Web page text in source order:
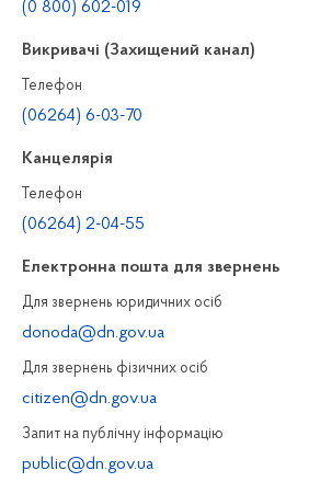
(0 800) 602-019
Викривачі (Захищений канал)
Телефон
(06264) 6-03-70
Канцелярiя
Телефон
(06264) 2-04-55
Електронна пошта для звернень
Для звернень юридичних осiб
donoda@dn.gov.ua
Для звернень фізичних осiб
citizen@dn.gov.ua
Запит на публiчну інформацiю
public@dn.gov.ua